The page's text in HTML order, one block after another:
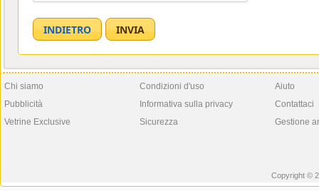
Chi siamo
Pubblicità
Vetrine Exclusive
Condizioni d'uso
Informativa sulla privacy
Sicurezza
Aiuto
Contattaci
Gestione
Copyright ©